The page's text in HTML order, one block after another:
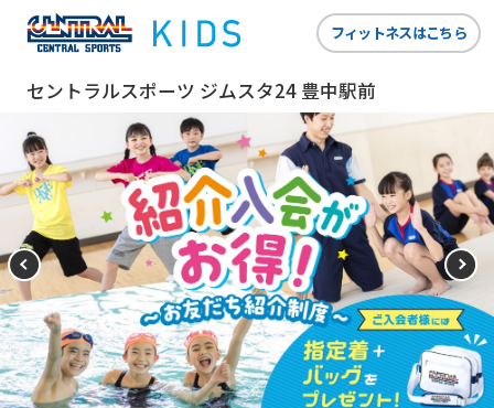
セントラルスポーツ ジムスタ24 豊中駅前
フィットネスはこちら